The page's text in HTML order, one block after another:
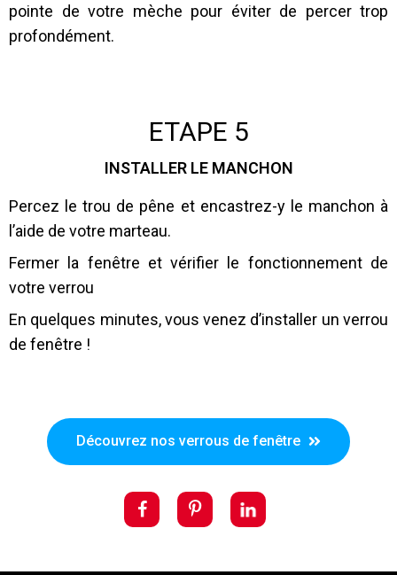
pointe de votre mèche pour éviter de percer trop
profondément.
ETAPE 5
INSTALLER LE MANCHON
Percez le trou de pêne et encastrez-y le manchon à
l’aide de votre marteau.
Fermer la fenêtre et vérifier le fonctionnement de
votre verrou
En quelques minutes, vous venez d’installer un verrou
de fenêtre !
Découvrez nos verrous de fenêtre